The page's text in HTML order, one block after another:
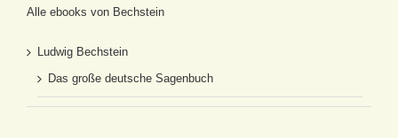
Alle ebooks von Bechstein
Ludwig Bechstein
Das große deutsche Sagenbuch